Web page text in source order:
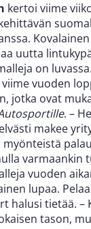
kertoi viime
uutta
on
vuoden
jotka ovat
. –
makee
varmaankin
vuoden
lupaa.
halusi tietää. –
tason,